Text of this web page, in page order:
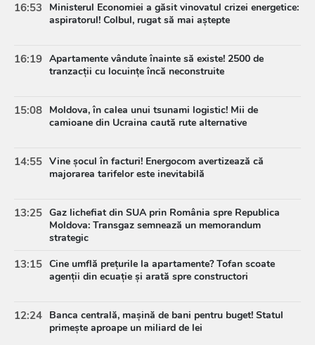
16:53
Ministerul Economiei a găsit vinovatul crizei energetice:
aspiratorul! Colbul, rugat să mai aștepte
16:19 Apartamente vândute înainte să existe! 2500 de
tranzacții cu locuințe încă neconstruite
15:08 Moldova, în calea unui tsunami logistic! Mii de
camioane din Ucraina caută rute alternative
14:55 Vine șocul în facturi! Energocom avertizează că
majorarea tarifelor este inevitabilă
13:25 Gaz lichefiat din SUA prin România spre Republica
Moldova: Transgaz semnează un memorandum
strategic
13:15 Cine umflă prețurile la apartamente? Tofan scoate
agenții din ecuație și arată spre constructori
12:24 Banca centrală, mașină de bani pentru buget! Statul
primește aproape un miliard de lei